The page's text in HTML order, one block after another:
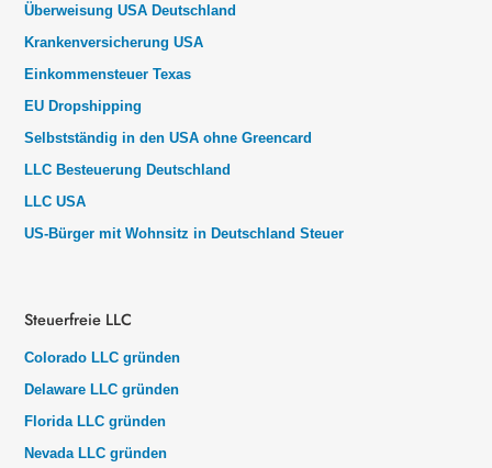
Überweisung USA Deutschland
Krankenversicherung USA
Einkommensteuer Texas
EU Dropshipping
Selbstständig in den USA ohne Greencard
LLC Besteuerung Deutschland
LLC USA
US-Bürger mit Wohnsitz in Deutschland Steuer
Steuerfreie LLC
Colorado LLC gründen
Delaware LLC gründen
Florida LLC gründen
Nevada LLC gründen